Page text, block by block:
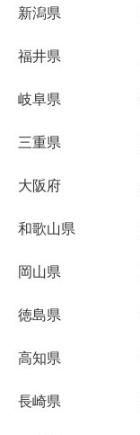
新潟県
福井県
岐阜県
三重県
大阪府
和歌山県
岡山県
徳島県
高知県
長崎県